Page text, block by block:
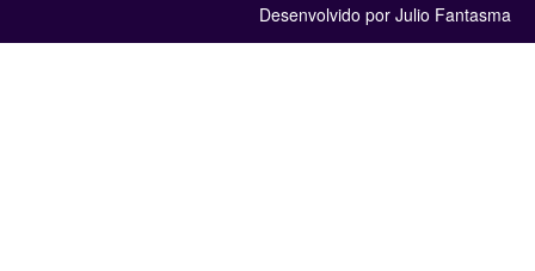
Desenvolvido por Julio Fantasma